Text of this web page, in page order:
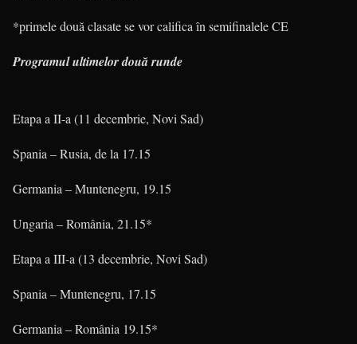
*primele două clasate se vor califica în semifinalele CE
Programul ultimelor două runde
Etapa a II-a (11 decembrie, Novi Sad)
Spania – Rusia, de la 17.15
Germania – Muntenegru, 19.15
Ungaria – România, 21.15*
Etapa a III-a (13 decembrie, Novi Sad)
Spania – Muntenegru, 17.15
Germania – România 19.15*